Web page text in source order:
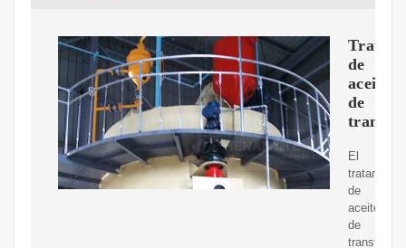
de
aceite
de
El
tratamiento
de
aceite
de